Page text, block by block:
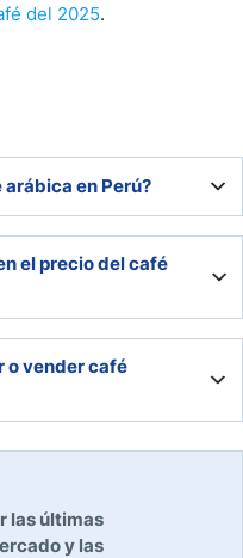
del 2025.
en Perú?
el precio del café
actuales.
o vender café
soportes (~370-375
(~385-390
las últimas
y las